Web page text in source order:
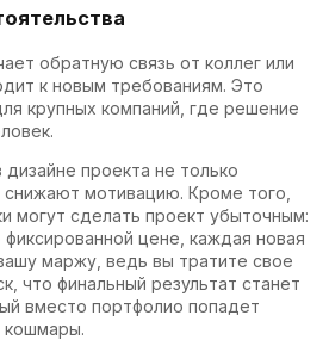
обратную связь от коллег или
к новым требованиям. Это
крупных компаний, где решение
проекта не только
мотивацию. Кроме того,
могут сделать проект убыточным:
цене, каждая новая
маржу, ведь вы тратите свое
что финальный результат станет
вместо портфолио попадет
кошмары.